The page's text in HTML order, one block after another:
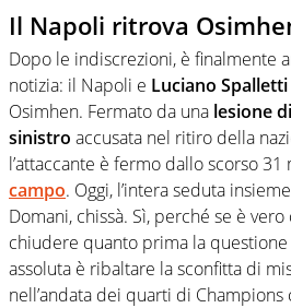
Il Napoli ritrova
Dopo le indiscrezioni, è finalmente
notizia: il Napoli e Luciano Spalletti
Osimhen. Fermato da una lesione
sinistro accusata nel ritiro della
l’attaccante è fermo dallo scorso 31
campo. Oggi, l’intera seduta
Domani, chissà. Sì, perché se è vero
chiudere quanto prima la
assoluta è ribaltare la sconfitta di
nell’andata dei quarti di Champions